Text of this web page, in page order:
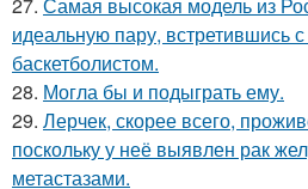
идеальную пару, встретившись
баскетболистом.
28. Могла бы и подыграть ему.
29. Лерчек, скорее всего,
поскольку у неё выявлен рак
метастазами.